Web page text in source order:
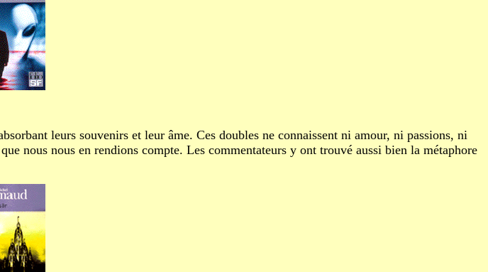
leurs souvenirs et leur âme. Ces doubles ne connaissent ni amour, ni passions, ni
nous nous en rendions compte. Les commentateurs y ont trouvé aussi bien la métaphore